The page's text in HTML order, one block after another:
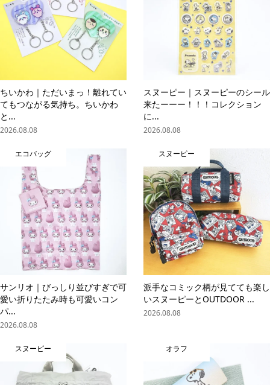
ちいかわ｜ただいまっ！離れてい
てもつながる気持ち。ちいかわ
と...
2026.08.08
スヌーピー｜スヌーピーのシール
来たーーー！！！コレクション
に...
2026.08.08
エコバッグ
サンリオ｜びっしり並びすぎで可
愛い折りたたみ時も可愛いコン
パ...
2026.08.08
スヌーピー
派手なコミック柄が見てても楽し
いスヌーピーとOUTDOOR ...
2026.08.08
スヌーピー オラフ